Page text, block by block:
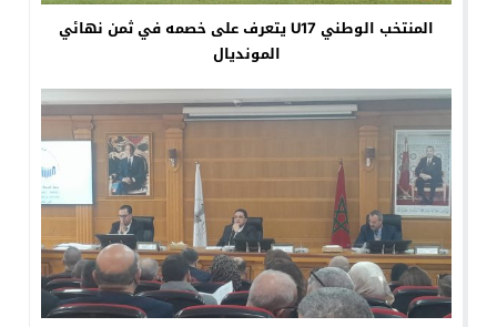
المنتخب الوطني U17 يتعرف على خصمه في ثمن نهائي
المونديال